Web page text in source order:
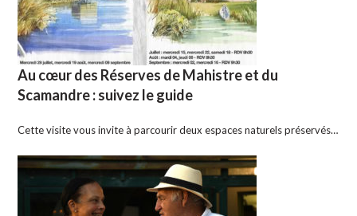
Au cœur des Réserves de Mahistre et du
Scamandre : suivez le guide
Cette visite vous invite à parcourir deux espaces naturels préservés…